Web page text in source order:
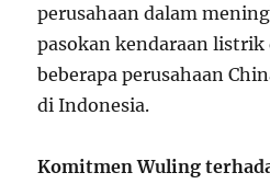
perusahaan dalam
pasokan kendaraan
beberapa perusahaan
di Indonesia.
Komitmen Wuling